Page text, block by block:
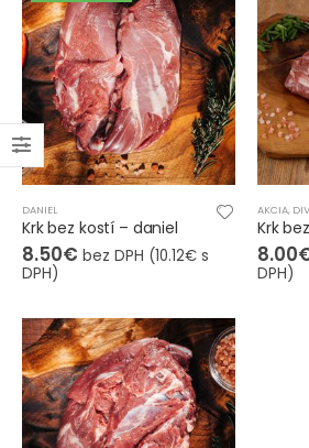
DANIEL
Krk bez kostí – daniel
8.50€ bez DPH (10.12€ s
DPH)
AKCIA,
Krk
8.00
DPH)